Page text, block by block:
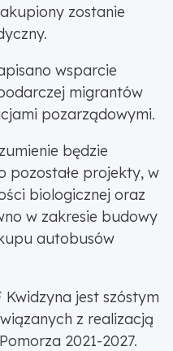
zostanie
wsparcie
migrantów
pozarządowymi.
będzie
pozostałe projekty, w
biologicznej oraz
w zakresie budowy
autobusów
jest szóstym
z realizacją
2021-2027.